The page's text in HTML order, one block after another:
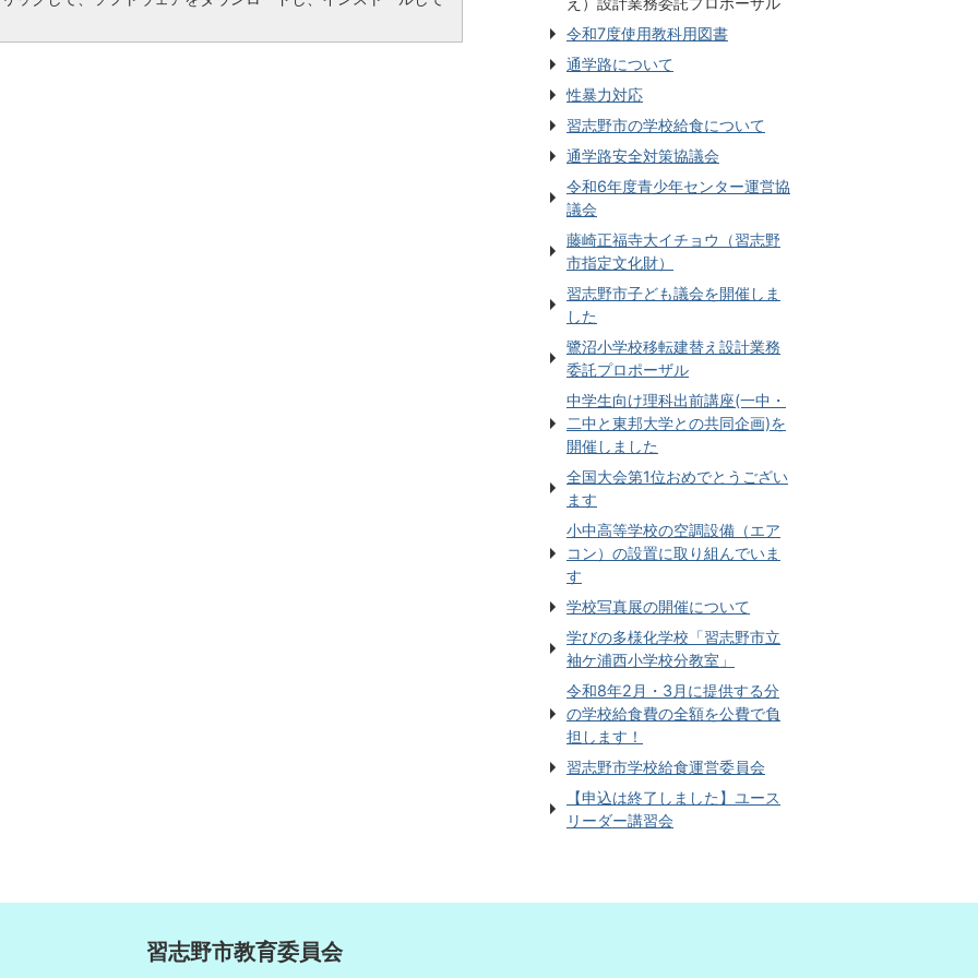
令和7度使用教科用図書
通学路について
性暴力対応
習志野市の学校給食について
通学路安全対策協議会
令和6年度青少年センター運営協
議会
藤崎正福寺大イチョウ（習志野
市指定文化財）
習志野市子ども議会を開催しま
した
鷺沼小学校移転建替え設計業務
委託プロポーザル
中学生向け理科出前講座(一中・
二中と東邦大学との共同企画)を
開催しました
全国大会第1位おめでとうござい
ます
小中高等学校の空調設備（エア
コン）の設置に取り組んでいま
す
学校写真展の開催について
学びの多様化学校「習志野市立
袖ケ浦西小学校分教室」
令和8年2月・3月に提供する分
の学校給食費の全額を公費で負
担します！
習志野市学校給食運営委員会
【申込は終了しました】ユース
リーダー講習会
習志野市教育委員会